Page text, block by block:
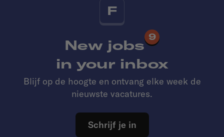
F
New jobs
9
in your inbox
Blijf op de hoogte en ontvang elke week de
nieuwste vacatures.
Schrijf je in